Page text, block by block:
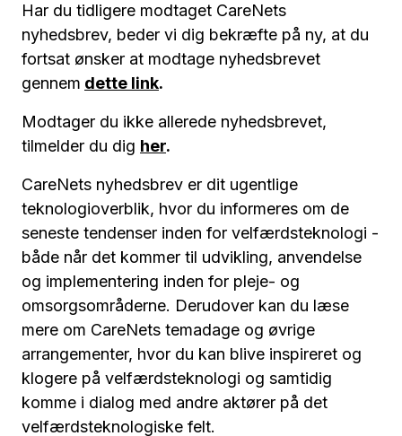
Har du tidligere modtaget CareNets
nyhedsbrev, beder vi dig bekræfte på ny, at du
fortsat ønsker at modtage nyhedsbrevet
gennem dette link.
Modtager du ikke allerede nyhedsbrevet,
tilmelder du dig her.
CareNets nyhedsbrev er dit ugentlige
teknologioverblik, hvor du informeres om de
seneste tendenser inden for velfærdsteknologi -
både når det kommer til udvikling, anvendelse
og implementering inden for pleje- og
omsorgsområderne. Derudover kan du læse
mere om CareNets temadage og øvrige
arrangementer, hvor du kan blive inspireret og
klogere på velfærdsteknologi og samtidig
komme i dialog med andre aktører på det
velfærdsteknologiske felt.